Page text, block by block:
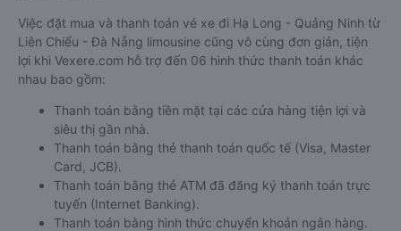
Việc đặt mua và thanh toán vé xe đi Hạ Long - Quảng Ninh từ
Liên Chiểu - Đà Nẵng limousine cũng vô cùng đơn giản, tiện
lợi khi Vexere.com hỗ trợ đến 06 hình thức thanh toán khác
nhau bao gồm:
Thanh toán bằng tiền mặt tại các cửa hàng tiện lợi và
siêu thị gần nhà.
Thanh toán bằng thẻ thanh toán quốc tế (Visa, Master
Card, JCB).
Thanh toán bằng thẻ ATM đã đăng ký thanh toán trực
tuyến (Internet Banking).
Thanh toán bằng hình thức chuyển khoản ngân hàng.